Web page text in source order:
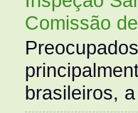
Comissão
brasileiros,